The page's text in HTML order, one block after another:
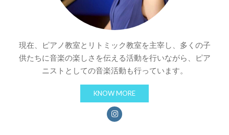
現在、ピアノ教室とリトミック教室を主宰し、多くの子
供たちに音楽の楽しさを伝える活動を行いながら、ピア
ニストとしての音楽活動も行っています。
KNOW MORE